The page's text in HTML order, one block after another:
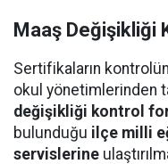
Maaş Değişikliği
Sertifikaların
okul yönetimlerinden
değişikliği kontrol
bulunduğu ilçe milli
servislerine